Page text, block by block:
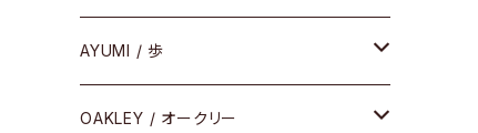
PLASTIC（プラスティックシリーズ）
SIRMONT（サーモントシリーズ）
コンビ
メタル
コンビ
セルフレーム
メタルフレーム
AYUMI / 歩
セルフレーム
OAKLEY / オークリー